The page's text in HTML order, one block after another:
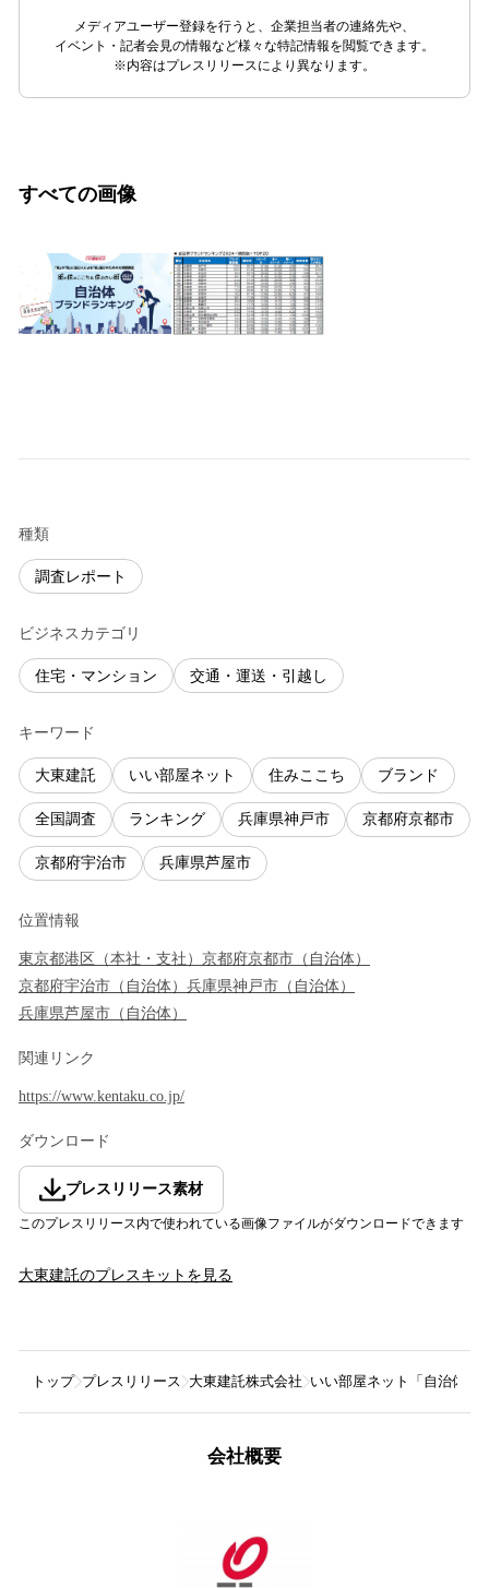
メディアユーザー登録を行うと、企業担当者の連絡先や、
イベント・記者会見の情報など様々な特記情報を閲覧できます。
※内容はプレスリリースにより異なります。
すべての画像
種類
調査レポート
ビジネスカテゴリ
住宅・マンション 交通・運送・引越し
キーワード
大東建託 いい部屋ネット 住みここち ブランド
全国調査 ランキング 兵庫県神戸市 京都府京都市
京都府宇治市 兵庫県芦屋市
位置情報
東京都港区 （本社・支社 ） 京都府京都市 （ 自治体）
京都府宇治市 （ 自治体） 兵庫県神戸市 （ 自治体）
兵庫県芦屋市 （ 自治体）
関連リンク
https://www.kentaku.co.jp/
ダウンロード
プレスリリース素材
このプレスリリース内で使われている画像ファイルがダウンロードできます
大東建託のプレスキットを見る
トップ プレスリリース 大東建託株式会社 いい部屋ネット「自治体ブ
会社概要